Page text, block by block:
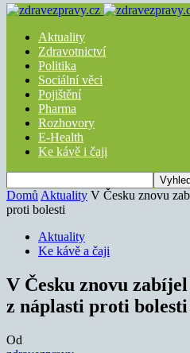
Aktuality
Zdravotnictví
Politika
Sociální věci
Pojištění
Pharma
Rozhovory
E-Health
Ke kávě i čaji
Domů Aktuality V Česku znovu
proti bolesti
Aktuality
Ke kávě a čaji
V Česku znovu
z náplasti proti bolesti
Od